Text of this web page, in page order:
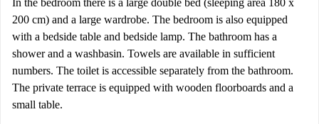
In the bedroom there is a large double bed (sleeping area 180 x
200 cm) and a large wardrobe. The bedroom is also equipped
with a bedside table and bedside lamp. The bathroom has a
shower and a washbasin. Towels are available in sufficient
numbers. The toilet is accessible separately from the bathroom.
The private terrace is equipped with wooden floorboards and a
small table.